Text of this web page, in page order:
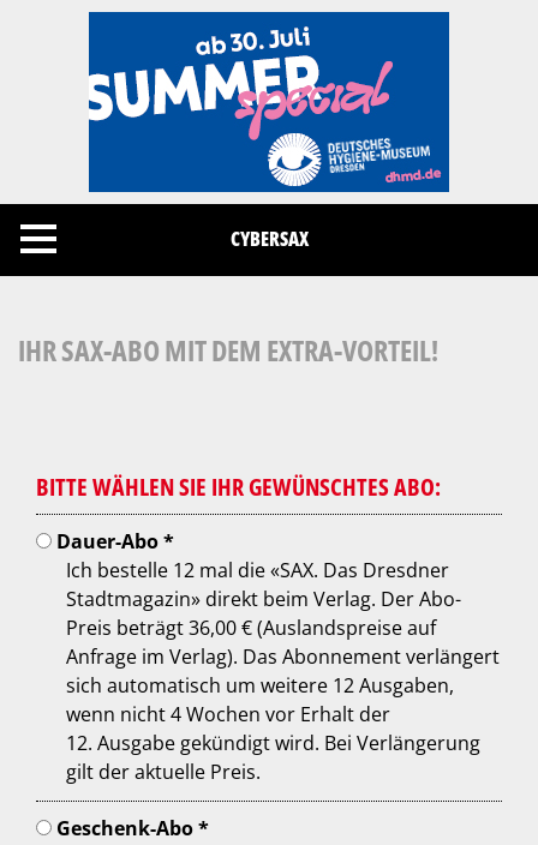
CYBERSAX
IHR SAX-ABO MIT DEM EXTRA-VORTEIL!
BITTE WÄHLEN SIE IHR GEWÜNSCHTES ABO:
Dauer-Abo *
Ich bestelle 12 mal die «SAX. Das Dresdner
Stadtmagazin» direkt beim Verlag. Der Abo-
Preis beträgt 36,00 € (Auslandspreise auf
Anfrage im Verlag). Das Abonnement verlängert
sich automatisch um weitere 12 Ausgaben,
wenn nicht 4 Wochen vor Erhalt der
12. Ausgabe gekündigt wird. Bei Verlängerung
gilt der aktuelle Preis.
Geschenk-Abo *
Cookies management panel